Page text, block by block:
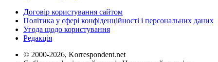
Договір користування сайтом
Політика у сфері конфіденційності і персональних даних
Угода щодо користування
Редакція
© 2000-2026, Korrespondent.net